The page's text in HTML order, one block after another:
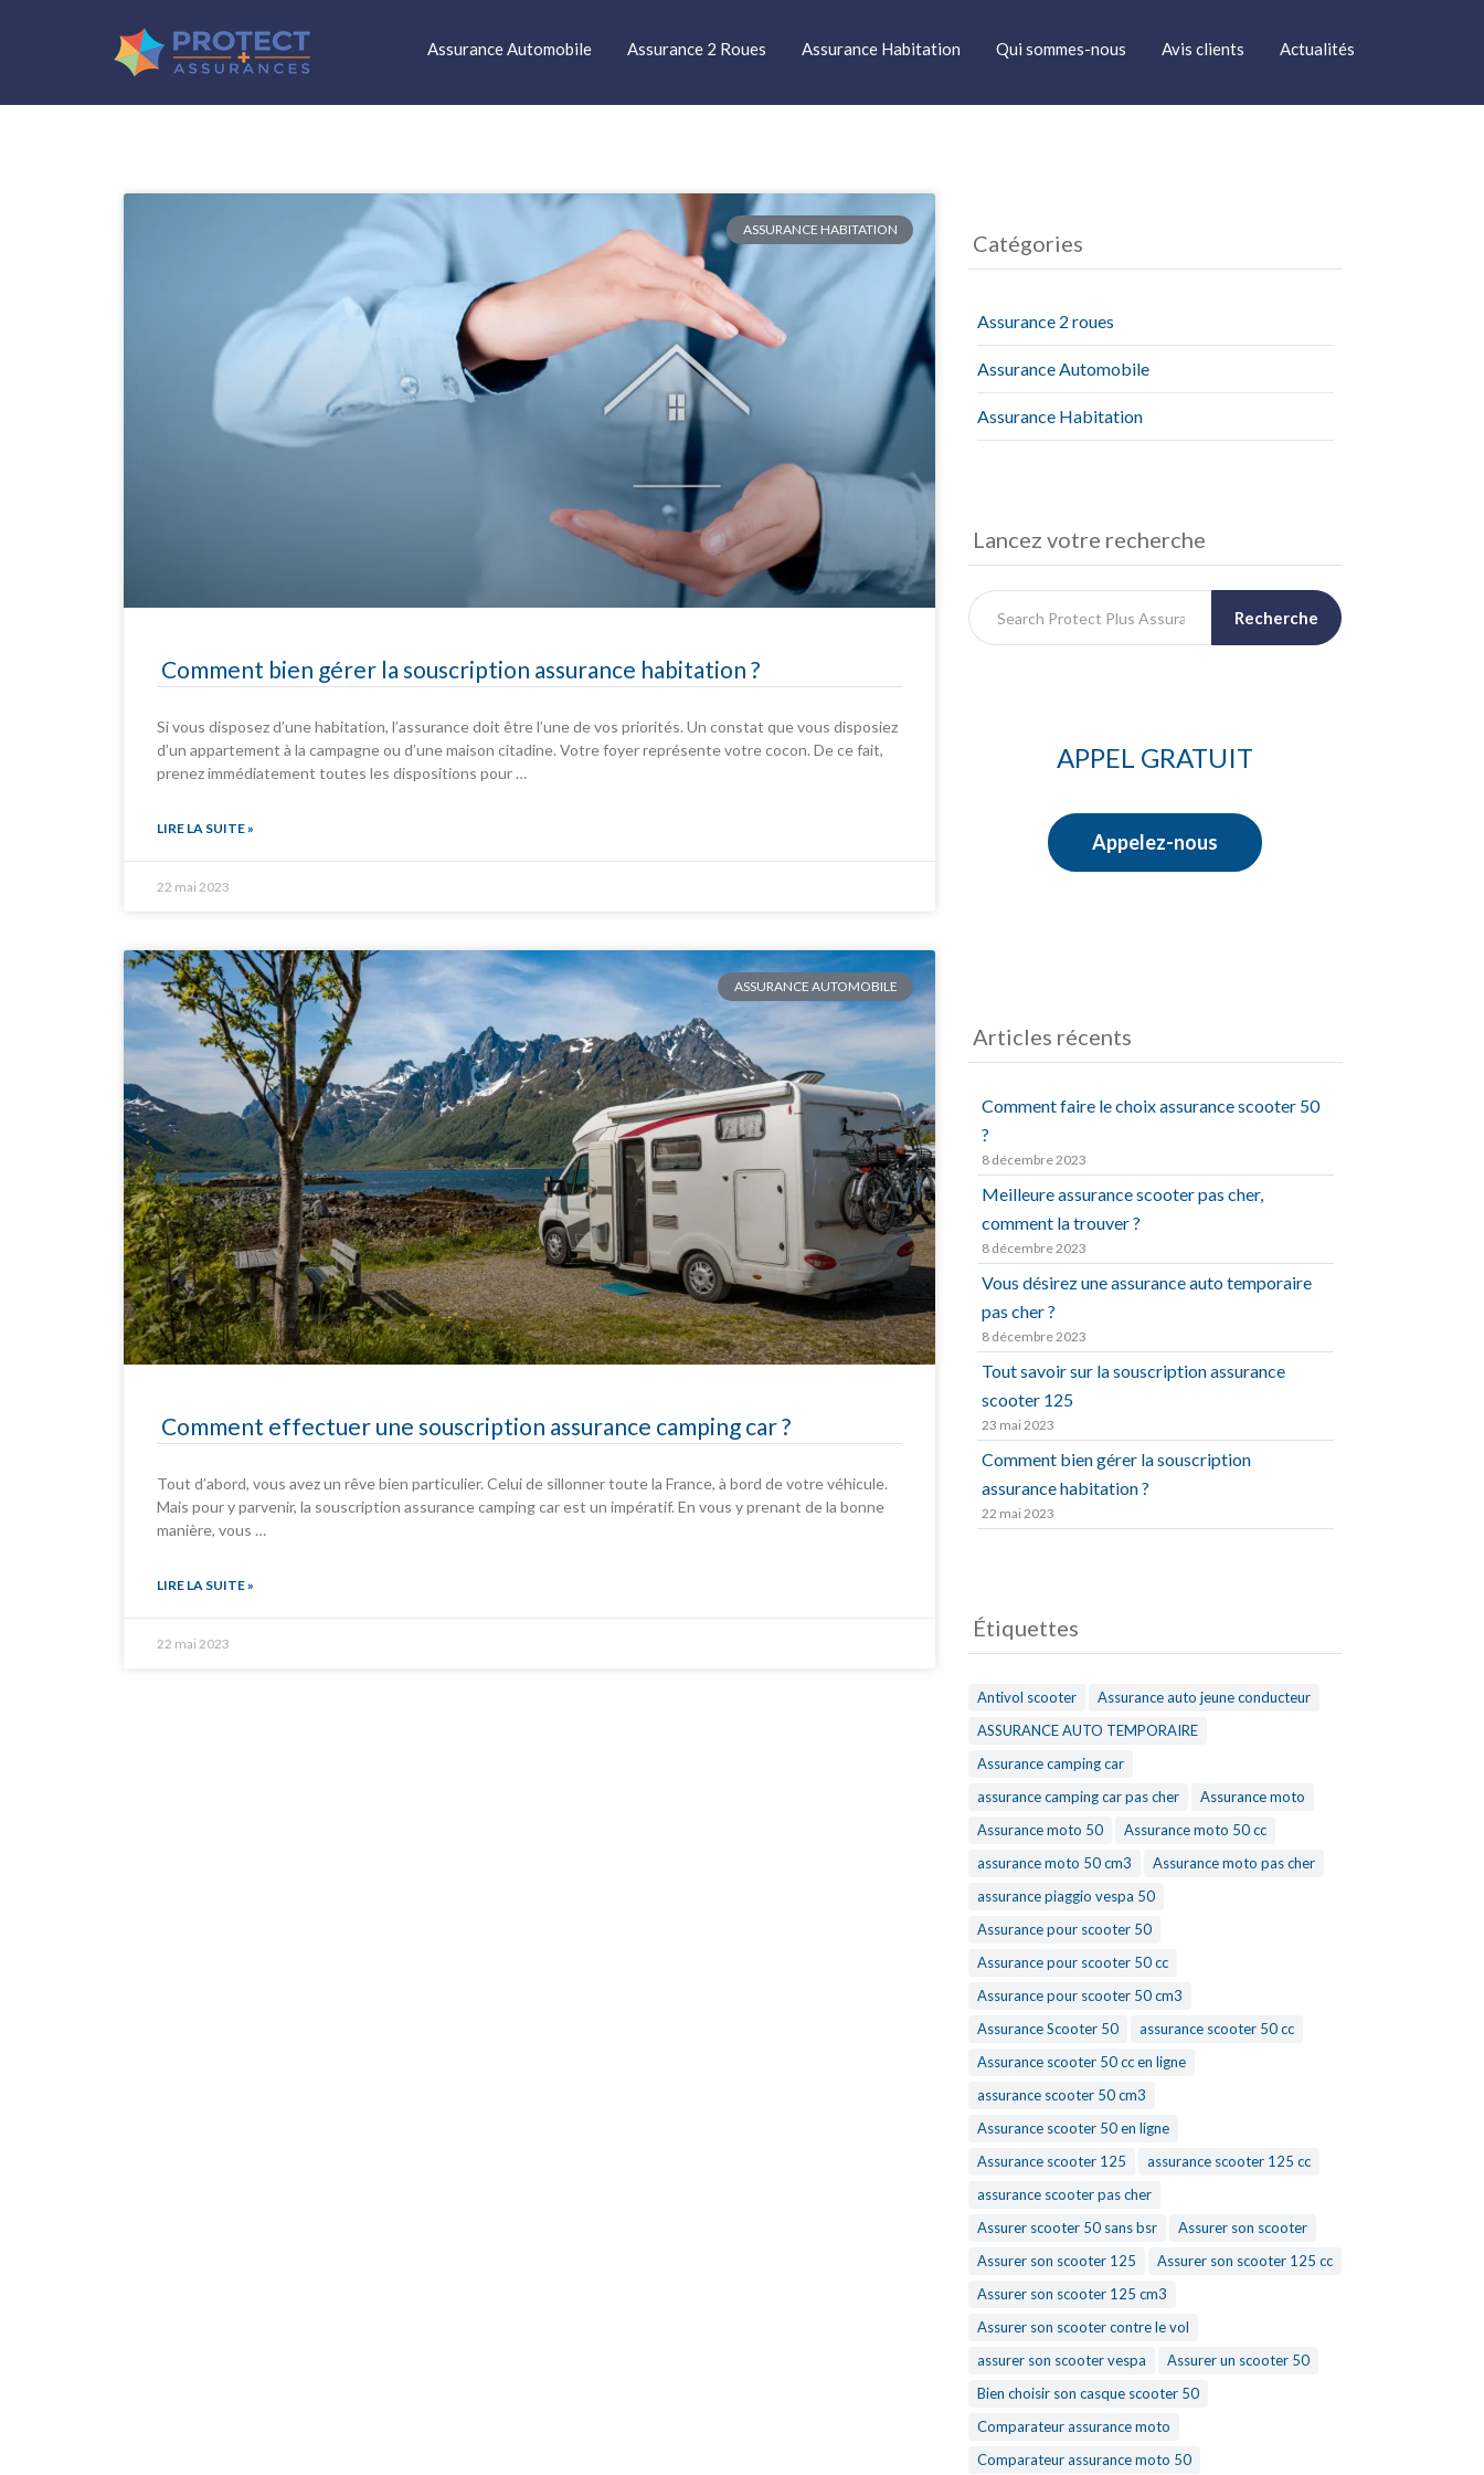
Assurance Automobile Assurance 2 Roues Assurance Habitation Qui sommes-nous Avis clients Actualités
ASSURANCE HABITATION
Comment bien gérer la souscription assurance habitation ?
Si vous disposez d’une habitation, l’assurance doit être l’une de vos priorités. Un constat que vous disposiez
d’un appartement à la campagne ou d’une maison citadine. Votre foyer représente votre cocon. De ce fait,
prenez immédiatement toutes les dispositions pour …
LIRE LA SUITE »
22 mai 2023
ASSURANCE AUTOMOBILE
Comment effectuer une souscription assurance camping car ?
Tout d’abord, vous avez un rêve bien particulier. Celui de sillonner toute la France, à bord de votre véhicule.
Mais pour y parvenir, la souscription assurance camping car est un impératif. En vous y prenant de la bonne
manière, vous …
LIRE LA SUITE »
22 mai 2023
Catégories
Assurance 2 roues
Assurance Automobile
Assurance Habitation
Lancez votre recherche
Recherche
APPEL GRATUIT
Appelez-nous
Articles récents
Comment faire le choix assurance scooter 50
?
8 décembre 2023
Meilleure assurance scooter pas cher,
comment la trouver ?
8 décembre 2023
Vous désirez une assurance auto temporaire
pas cher ?
8 décembre 2023
Tout savoir sur la souscription assurance
scooter 125
23 mai 2023
Comment bien gérer la souscription
assurance habitation ?
22 mai 2023
Étiquettes
Antivol scooter
Assurance auto jeune conducteur
ASSURANCE AUTO TEMPORAIRE
Assurance camping car
assurance camping car pas cher
Assurance moto
Assurance moto 50
Assurance moto 50 cc
assurance moto 50 cm3
Assurance moto pas cher
assurance piaggio vespa 50
Assurance pour scooter 50
Assurance pour scooter 50 cc
Assurance pour scooter 50 cm3
Assurance Scooter 50
assurance scooter 50 cc
Assurance scooter 50 cc en ligne
assurance scooter 50 cm3
Assurance scooter 50 en ligne
Assurance scooter 125
assurance scooter 125 cc
assurance scooter pas cher
Assurer scooter 50 sans bsr
Assurer son scooter
Assurer son scooter 125
Assurer son scooter 125 cc
Assurer son scooter 125 cm3
Assurer son scooter contre le vol
assurer son scooter vespa
Assurer un scooter 50
Bien choisir son casque scooter 50
Comparateur assurance moto
Comparateur assurance moto 50